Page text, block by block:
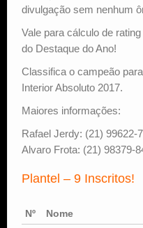
divulgação sem nenhum
Vale para cálculo de
do Destaque do Ano!
Classifica o campeão
Interior Absoluto 2017.
Maiores informações:
Rafael Jerdy: (21) 99622-
Alvaro Frota: (21) 98379-
Plantel – 9 Inscritos!
Nº Nome